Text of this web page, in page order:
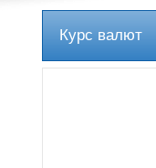
Курс валют